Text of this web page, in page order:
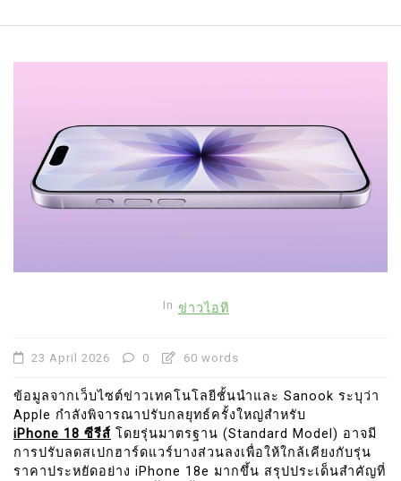
In ข่าวไอที
23 April 2026 0 60 words
ข้อมูลจากเว็บไซต์ข่าวเทคโนโลยีชั้นนำและ Sanook ระบุว่า
Apple กำลังพิจารณาปรับกลยุทธ์ครั้งใหญ่สำหรับ
iPhone 18 ซีรีส์ โดยรุ่นมาตรฐาน (Standard Model) อาจมี
การปรับลดสเปกฮาร์ดแวร์บางส่วนลงเพื่อให้ใกล้เคียงกับรุ่น
ราคาประหยัดอย่าง iPhone 18e มากขึ้น สรุปประเด็นสำคัญที่